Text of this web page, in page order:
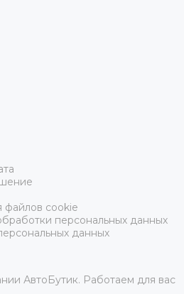
файлов cookie
персональных данных
данных
АвтоБутик. Работаем для вас